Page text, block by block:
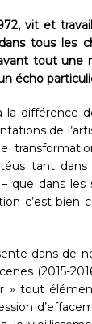
vit et
tous les
tout
écho
la
de
tant
que dans
c’est bien
dans de
(2015-
» tout